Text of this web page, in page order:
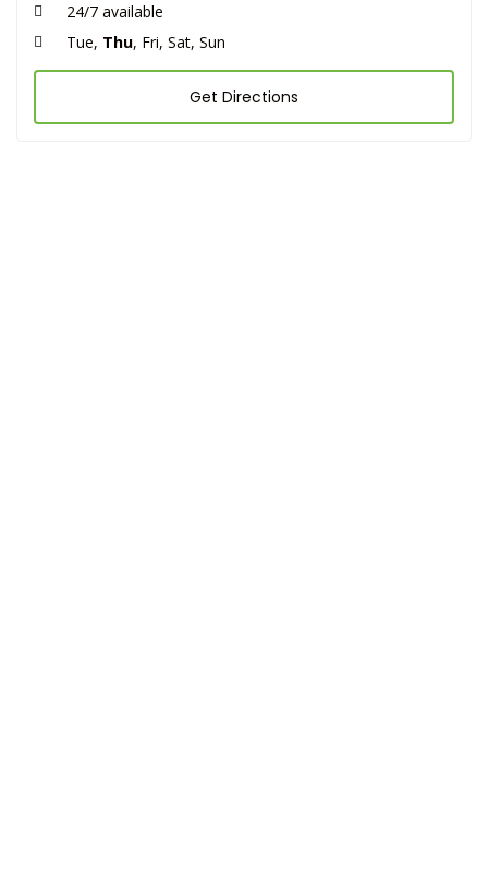
24/7 available
Tue, Thu, Fri, Sat, Sun
Get Directions